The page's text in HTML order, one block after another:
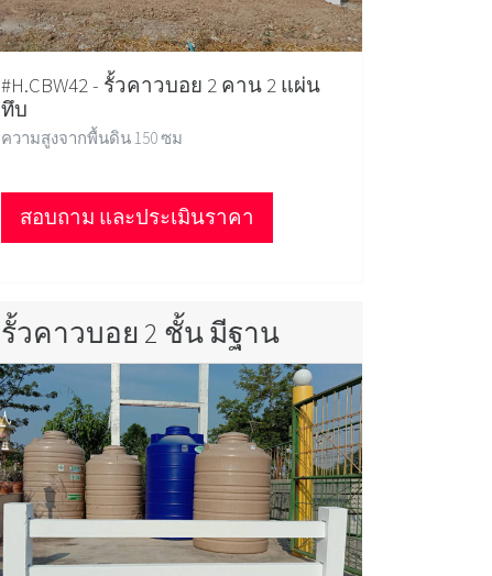
#H.CBW42 - รั้วคาวบอย 2 คาน 2 แผ่น
ทึบ
ความสูงจากพื้นดิน 150 ซม
สอบถาม และประเมินราคา
รั้วคาวบอย 2 ชั้น มีฐาน